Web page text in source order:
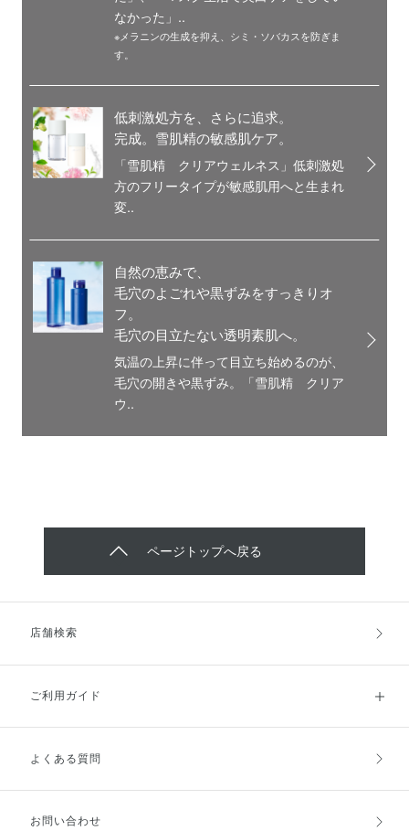
なかった」..
※メラニンの生成を抑え、シミ・ソバカスを防ぎま
す。
低刺激処方を、さらに追求。
完成。雪肌精の敏感肌ケア。
「雪肌精 クリアウェルネス」低刺激処
方のフリータイプが敏感肌用へと生まれ
変..
自然の恵みで、
毛穴のよごれや黒ずみをすっきりオ
フ。
毛穴の目立たない透明素肌へ。
気温の上昇に伴って目立ち始めるのが、
毛穴の開きや黒ずみ。「雪肌精 クリア
ウ..
ページトップへ戻る
店舗検索
ご利用ガイド
ご利用ガイドトップ
お支払方法
よくある質問
お問い合わせ